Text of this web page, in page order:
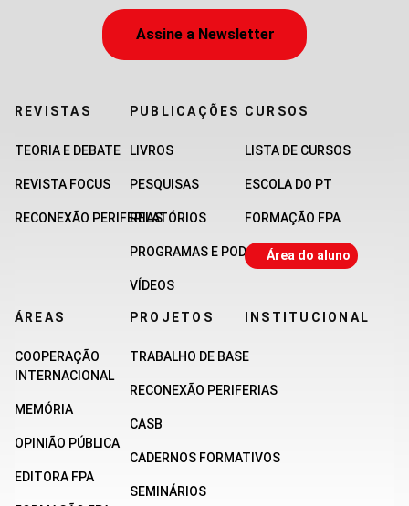
Assine a Newsletter
REVISTAS
TEORIA E DEBATE
REVISTA FOCUS
RECONEXÃO PERIFERIAS
PUBLICAÇÕES
LIVROS
PESQUISAS
RELATÓRIOS
PROGRAMAS E PODCASTS
VÍDEOS
CURSOS
LISTA DE CURSOS
ESCOLA DO PT
FORMAÇÃO FPA
Área do aluno
ÁREAS
COOPERAÇÃO
INTERNACIONAL
MEMÓRIA
OPINIÃO PÚBLICA
EDITORA FPA
PROJETOS
TRABALHO DE BASE
RECONEXÃO PERIFERIAS
CASB
CADERNOS FORMATIVOS
SEMINÁRIOS
INSTITUCIONAL